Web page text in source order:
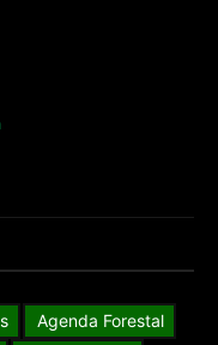
Agenda Forestal